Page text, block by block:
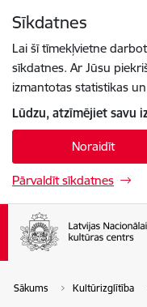
Sīkdatnes
Lai šī tīmekļvietne
sīkdatnes. Ar Jūsu
izmantotas statistikas
Lūdzu, atzīmējiet savu
Noraidīt
Pārvaldīt sīkdatnes
Sākums Kultūrizglītība